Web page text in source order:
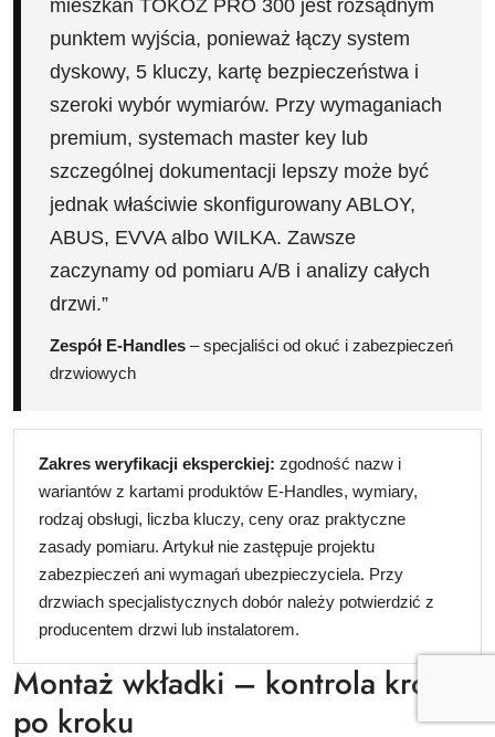
mieszkań TOKOZ PRO 300 jest rozsądnym
punktem wyjścia, ponieważ łączy system
dyskowy, 5 kluczy, kartę bezpieczeństwa i
szeroki wybór wymiarów. Przy wymaganiach
premium, systemach master key lub
szczególnej dokumentacji lepszy może być
jednak właściwie skonfigurowany ABLOY,
ABUS, EVVA albo WILKA. Zawsze
zaczynamy od pomiaru A/B i analizy całych
drzwi.”
Zespół E-Handles – specjaliści od okuć i zabezpieczeń
drzwiowych
Zakres weryfikacji eksperckiej: zgodność nazw i
wariantów z kartami produktów E-Handles, wymiary,
rodzaj obsługi, liczba kluczy, ceny oraz praktyczne
zasady pomiaru. Artykuł nie zastępuje projektu
zabezpieczeń ani wymagań ubezpieczyciela. Przy
drzwiach specjalistycznych dobór należy potwierdzić z
producentem drzwi lub instalatorem.
Montaż wkładki – kontrola krok
po kroku